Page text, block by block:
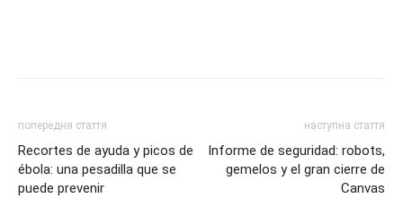
попередня стаття
Recortes de ayuda y picos de
ébola: una pesadilla que se
puede prevenir
наступна стаття
Informe de seguridad: robots,
gemelos y el gran cierre de
Canvas